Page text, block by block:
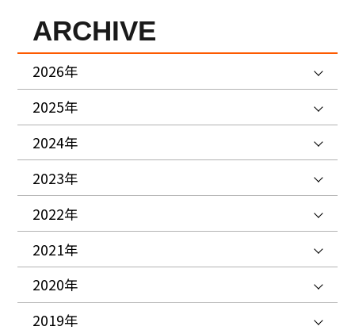
ARCHIVE
2026年
2025年
2024年
2023年
2022年
2021年
2020年
2019年